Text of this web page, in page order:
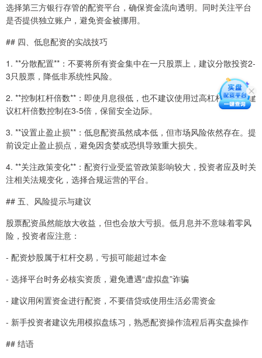
选择第三方银行存管的配资平台，确保资金流向透明。同时关注平台
是否提供独立账户，避免资金被挪用。
## 四、低息配资的实战技巧
1. **分散配置**：不要将所有资金集中在一只股票上，建议分散投资2-
3只股票，降低非系统性风险。
2. **控制杠杆倍数**：即使月息很低，也不建议使用过高杠杆。一般建
议杠杆倍数控制在3-5倍，保留安全边际。
3. **设置止盈止损**：低息配资虽然成本低，但市场风险依然存在。提
前设定止盈止损点，避免因贪婪或恐惧导致重大损失。
4. **关注政策变化**：配资行业受监管政策影响较大，投资者应及时关
注相关法规变化，选择合规运营的平台。
## 五、风险提示与建议
股票配资虽然能放大收益，但也会放大亏损。低月息并不意味着零风
险，投资者应注意：
- 配资炒股属于杠杆交易，亏损可能超过本金
- 选择平台时务必核实资质，避免遭遇“虚拟盘”诈骗
- 建议用闲置资金进行配资，不要借贷或使用生活必需资金
- 新手投资者建议先用模拟盘练习，熟悉配资操作流程后再实盘操作
## 结语